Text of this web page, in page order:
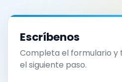
Escríbenos
Completa el formulario y
el siguiente paso.